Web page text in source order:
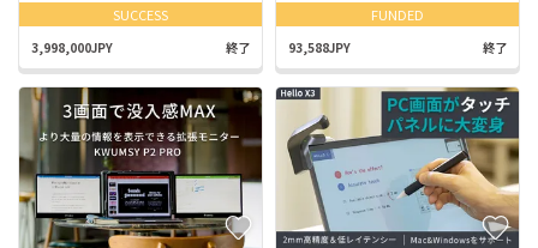
SUCCESS
3,998,000JPY 終了
FUNDED
93,588JPY 終了